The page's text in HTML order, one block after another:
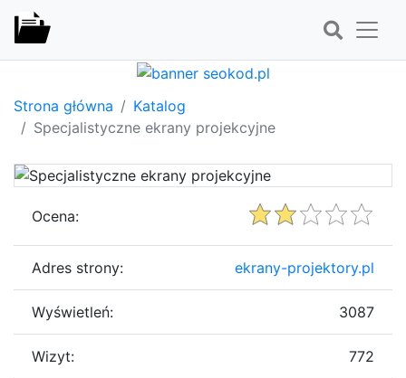
Strona główna
Katalog
Specjalistyczne ekrany projekcyjne
Ocena:
Adres strony: ekrany-projektory.pl
Wyświetleń: 3087
Wizyt: 772